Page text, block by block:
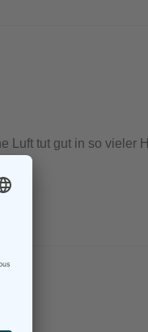
Luft tut gut in so vieler